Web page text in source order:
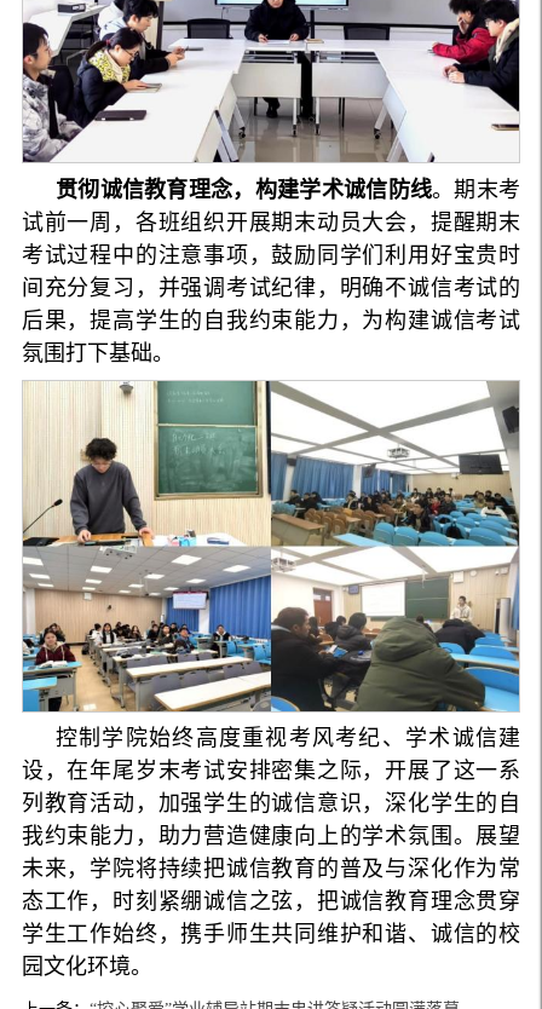
贯彻诚信教育理念，构建学术诚信防线。期末考
试前一周，各班组织开展期末动员大会，提醒期末
考试过程中的注意事项，鼓励同学们利用好宝贵时
间充分复习，并强调考试纪律，明确不诚信考试的
后果，提高学生的自我约束能力，为构建诚信考试
氛围打下基础。
控制学院始终高度重视考风考纪、学术诚信建
设，在年尾岁末考试安排密集之际，开展了这一系
列教育活动，加强学生的诚信意识，深化学生的自
我约束能力，助力营造健康向上的学术氛围。展望
未来，学院将持续把诚信教育的普及与深化作为常
态工作，时刻紧绷诚信之弦，把诚信教育理念贯穿
学生工作始终，携手师生共同维护和谐、诚信的校
园文化环境。